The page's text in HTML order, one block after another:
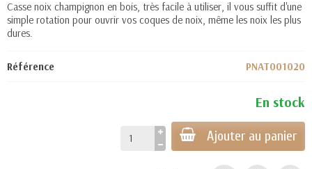
Casse noix champignon en bois, très facile à utiliser, il vous suffit d'une
simple rotation pour ouvrir vos coques de noix, même les noix les plus
dures.
Référence PNAT001020
En stock
Ajouter au panier